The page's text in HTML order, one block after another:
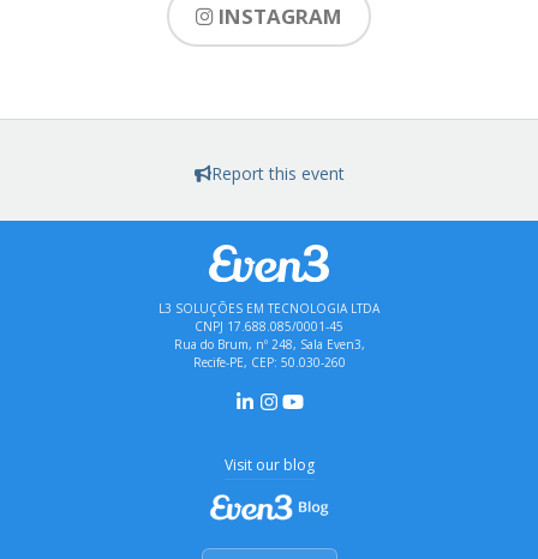
INSTAGRAM
Report this event
L3 SOLUÇÕES EM TECNOLOGIA LTDA
CNPJ 17.688.085/0001-45
Rua do Brum, nº 248, Sala Even3,
Recife-PE, CEP: 50.030-260
Visit our blog